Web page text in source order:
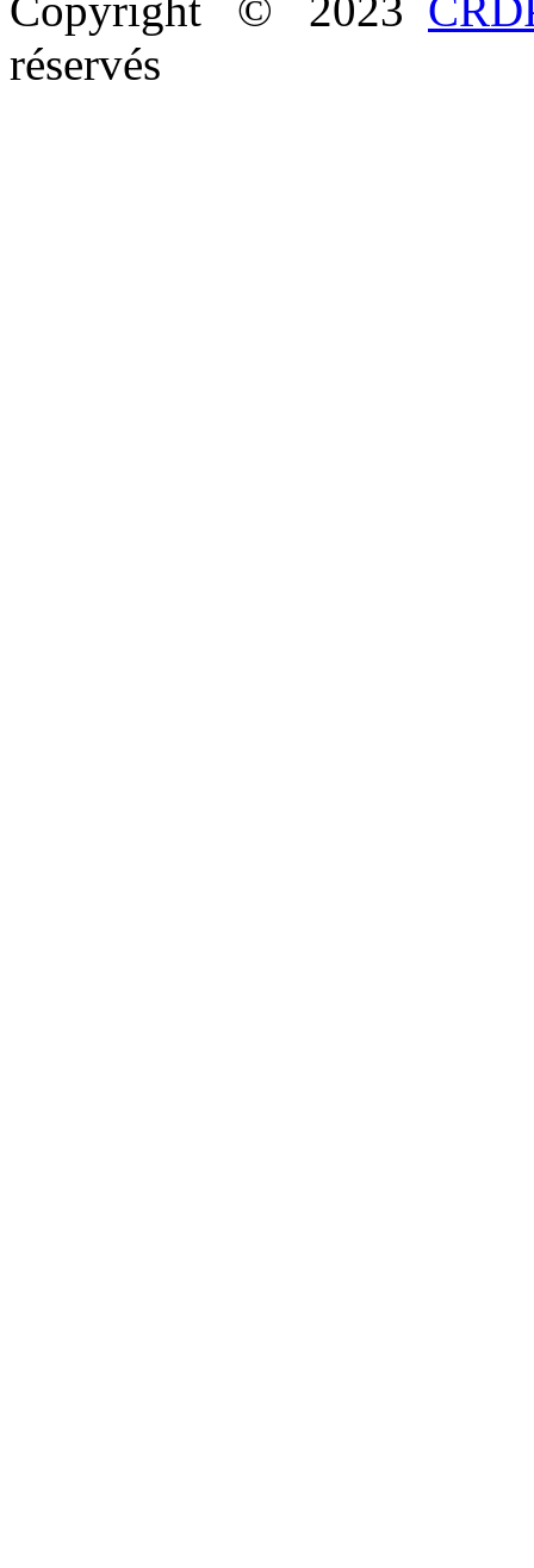
Copyright © 2023
réservés